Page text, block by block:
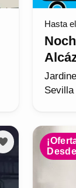
Hasta
Sevilla